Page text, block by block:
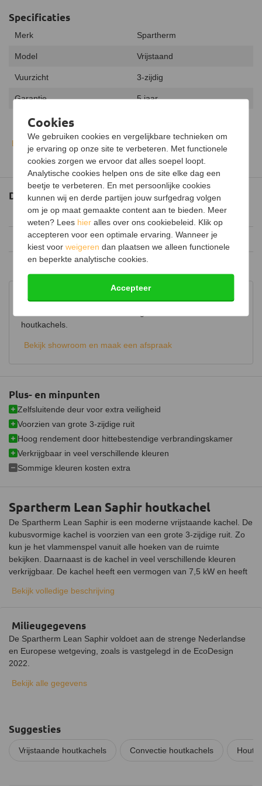
Spartherm Lean Saphir houtkachel
De Spartherm Lean Saphir is een moderne vrijstaande kachel. De
kubusvormige kachel is voorzien van een grote 3-zijdige ruit. Zo
kun je het vlammenspel vanuit alle hoeken van de ruimte
bekijken. Daarnaast is de kachel in veel verschillende kleuren
verkrijgbaar. De kachel heeft een vermogen van 7,5 kW en heeft
stuk vakmanschap in huis.
De buitenkant van de Saphir is vervaardigd uit plaatstaal. De
binnenkant van de verbrandingskamer is bekleed met
vuurbeton/vermiculite stenen. Deze stenen isoleren de
verbrandingskamer waardoor een hoger rendement wordt
behaald. Op deze manier wordt het plaatstaal beschermd tegen
De kachel moet op een stevige en stabiele ondervloer worden
gemonteerd. Als de vloer van brandbaar materiaal is gemaakt is
Bekijk volledige beschrijving
Milieugegevens
De Spartherm Lean Saphir voldoet aan de strenge Nederlandse
en Europese wetgeving, zoals is vastgelegd in de EcoDesign
2022.
Bekijk alle gegevens
Plus- en minpunten
Zelfsluitende deur voor extra veiligheid
Voorzien van grote 3-zijdige ruit
Hoog rendement door hittebestendige verbrandingskamer
Verkrijgbaar in veel verschillende kleuren
Sommige kleuren kosten extra
Advies in onze showroom
houtkachels.
Bekijk showroom en maak een afspraak
Specificaties
Merk Spartherm
Model Vrijstaand
Vuurzicht 3-zijdig
Garantie 5 jaar
Vermogen
Minimaal vermogen 5,3 kW
Maximaal vermogen 9,8 kW
Uitvoering Dubbelwandig
Type warmte Convectiewarmte
Energielabel A+
Rendement 80%
Draaibaar
CE
Luchtregelaar
Aansluiting
Bovenaansluiting,
Gemiddelde CO emissie
Schoneruitsysteem
Luchttoevoeraansluiting
Aansluitbaar op CV
Materiaal Plaatstaal
Kleur
Weggewerkte aslade
Bekijk alle specificaties
Documenten
Afmetingen(283.11 kB)
Spartherm brochure(6.29 MB)
Installatie- en gebruikershandleiding
Suggesties
Vrijstaande houtkachels Convectie houtkachels
Cookies
We gebruiken cookies en vergelijkbare technieken om
je ervaring op onze site te verbeteren. Met functionele
cookies zorgen we ervoor dat alles soepel loopt.
Analytische cookies helpen ons de site elke dag een
beetje te verbeteren. En met persoonlijke cookies
kunnen wij en derde partijen jouw surfgedrag volgen
om je op maat gemaakte content aan te bieden. Meer
weten? Lees hier alles over ons cookiebeleid. Klik op
accepteren voor een optimale ervaring. Wanneer je
kiest voorweigeren dan plaatsen we alleen functionele
en beperkte analytische cookies.
Accepteer